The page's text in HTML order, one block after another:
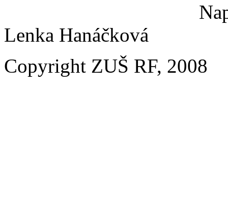
Napajedelské
Lenka Hanáčková
Copyright ZUŠ RF, 2008